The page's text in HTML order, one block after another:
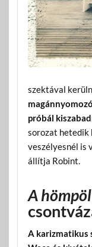
szektával
próbál
sorozat hetedik
veszélyesnél is
állítja Robint.
A
A karizmatikus